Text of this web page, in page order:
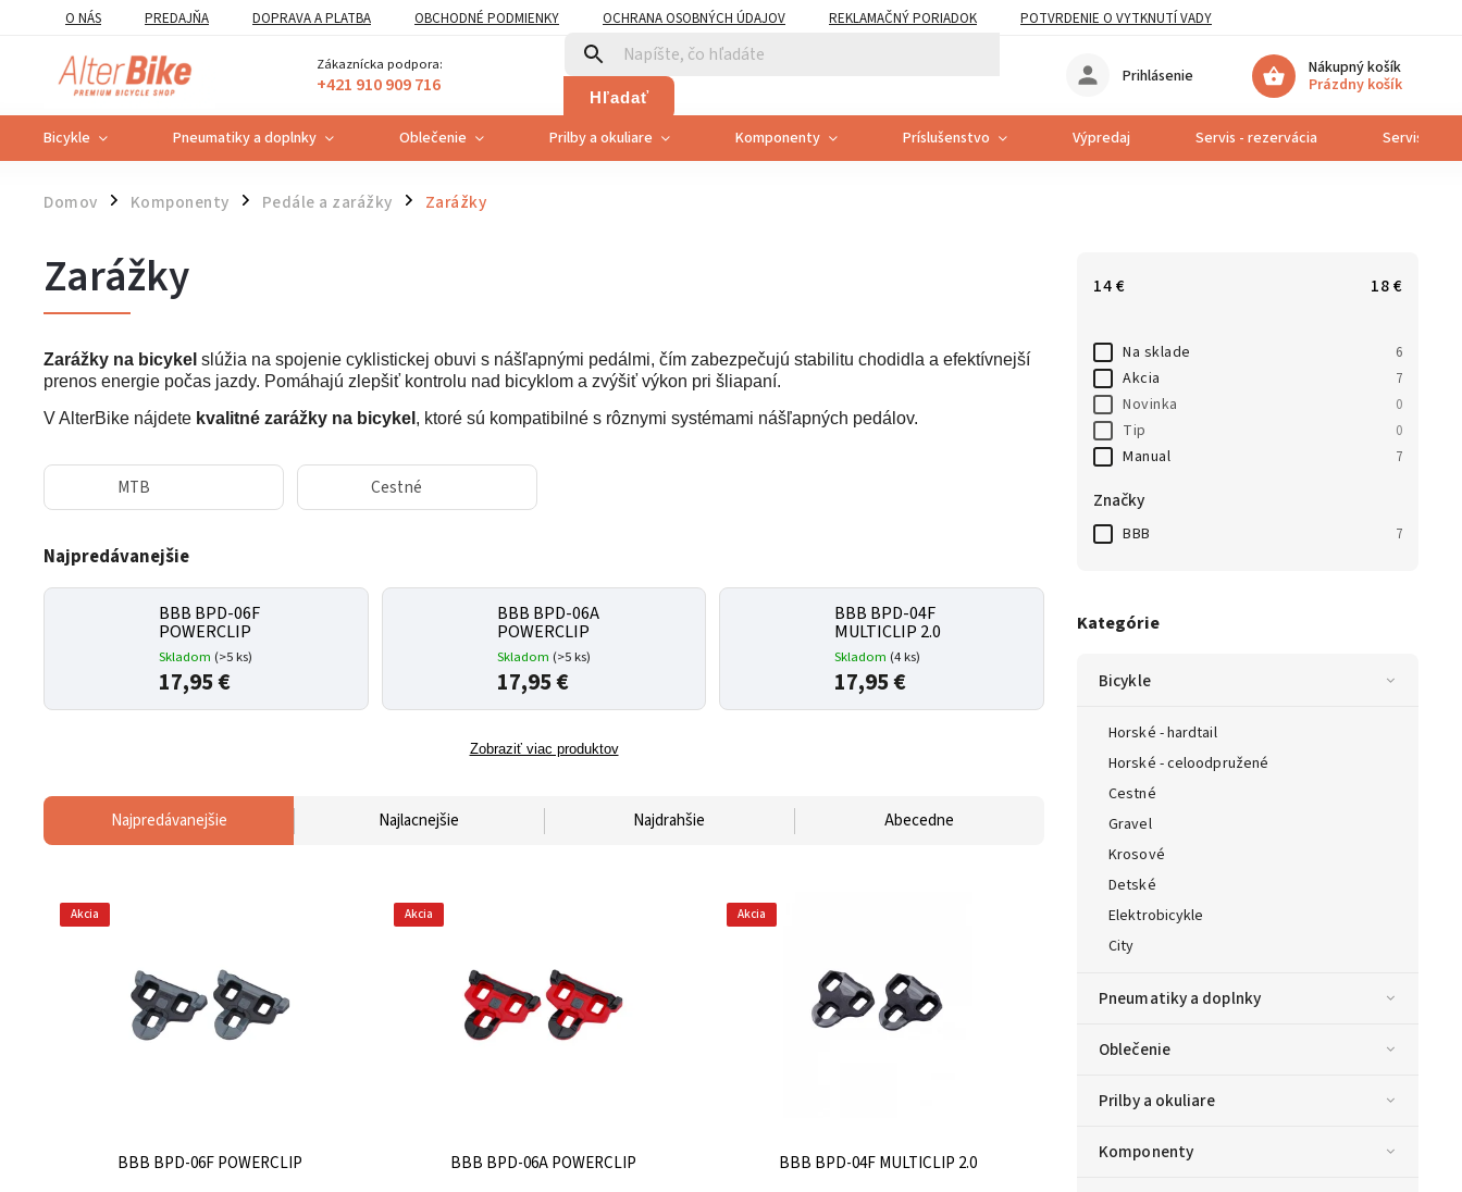
O NÁS PREDAJŇA DOPRAVA A PLATBA OBCHODNÉ PODMIENKY OCHRANA OSOBNÝCH ÚDAJOV REKLAMAČNÝ PORIADOK
POTVRDENIE O VYTKNUTÍ VADY
POUČENIE O UPLATNENÍ PRÁVA SPOTREBITEĽA NA ODSTÚPENIE
Zákaznícka podpora:
+421 910 909 716 Hľadať
Nákupný košík
Prázdny košík
Prihlásenie
Bicykle Pneumatiky a doplnky Oblečenie Prilby a okuliare Komponenty Príslušenstvo Výpredaj Servis - rezervácia Servis
Domov / Komponenty / Pedále a zarážky / Zarážky
14€ 18€
Na sklade 6
Akcia 7
Novinka 0
Tip 0
Manual 7
Značky
BBB 7
Kategórie
Bicykle
Horské - hardtail
Horské - celoodpružené
Cestné
Gravel
Krosové
Detské
Elektrobicykle
City
Pneumatiky a doplnky
Oblečenie
Prilby a okuliare
Komponenty
Zarážky
Zarážky na bicykel slúžia na spojenie cyklistickej obuvi s nášľapnými pedálmi, čím zabezpečujú stabilitu chodidla a efektívnejší
prenos energie počas jazdy. Pomáhajú zlepšiť kontrolu nad bicyklom a zvýšiť výkon pri šliapaní.
V AlterBike nájdete kvalitné zarážky na bicykel , ktoré sú kompatibilné s rôznymi systémami nášľapných pedálov.
MTB Cestné
Najpredávanejšie
BBB BPD-06F
POWERCLIP
Skladom (>5 ks)
17,95 €
BBB BPD-06A
POWERCLIP
Skladom (>5 ks)
17,95 €
BBB BPD-04F
MULTICLIP 2.0
Skladom (4 ks)
17,95 €
Zobraziť viac produktov
Najpredávanejšie Najlacnejšie Najdrahšie Abecedne
Akcia
BBB BPD-06F POWERCLIP
Akcia
BBB BPD-06A POWERCLIP
Akcia
BBB BPD-04F MULTICLIP 2.0